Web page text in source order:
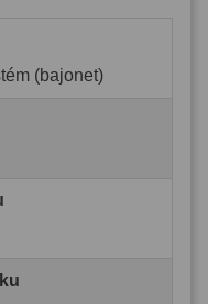
(bajonet)